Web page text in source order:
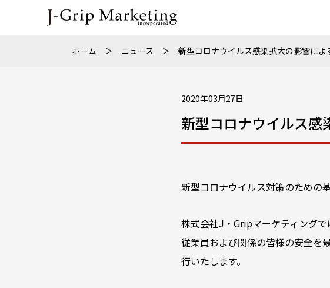
ホーム ＞ ニュース ＞ 新型コロナウイルス感染拡大の影響によ
2020年03月27日
新型コロナウイルス感
新型コロナウイルス対策のための
株式会社J・Gripマーケティングで
従業員および関係の皆様の安全を
行いたします。